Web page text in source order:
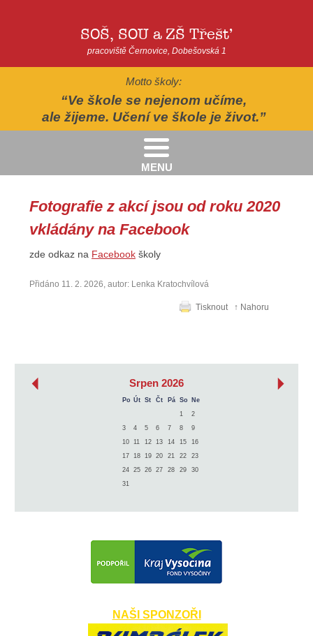
MENU
Motto školy:
Ve škole se nejenom učíme,
ale žijeme. Učení ve škole je život.
SOŠ, SOU a ZŠ Třešť
pracoviště Černovice, Dobešovská 1
Fotografie z akcí jsou od roku 2020
vkládány na Facebook
zde odkaz na Facebook školy
Přidáno 11. 2. 2026, autor: Lenka Kratochvílová
Tisknout ↑ Nahoru
Srpen 2026
Po Út St Čt Pá So
Ne
1
2
3
4 5 6 7 8
9
10
11 12 13 14 15
16
17
18 19 20 21 22
23
24
25 26 27 28 29
30
31
NAŠI SPONZOŘI